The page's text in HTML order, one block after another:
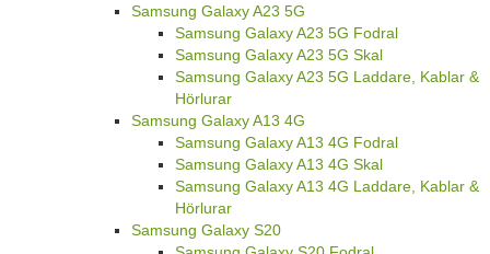
Samsung Galaxy A23 5G
Samsung Galaxy A23 5G Fodral
Samsung Galaxy A23 5G Skal
Samsung Galaxy A23 5G Laddare, Kablar &
Hörlurar
Samsung Galaxy A13 4G
Samsung Galaxy A13 4G Fodral
Samsung Galaxy A13 4G Skal
Samsung Galaxy A13 4G Laddare, Kablar &
Hörlurar
Samsung Galaxy S20